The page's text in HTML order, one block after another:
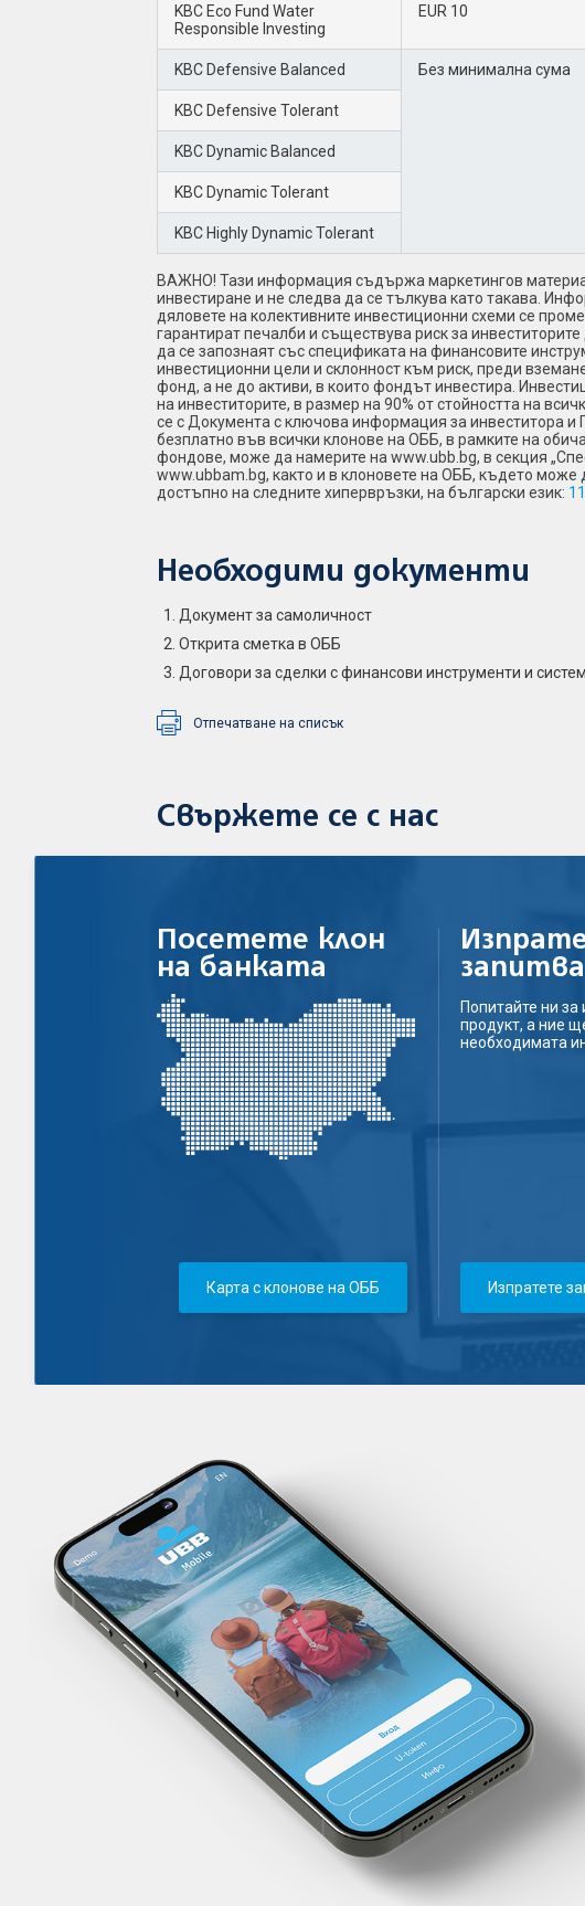
KBC Eco Fund Water
Responsible Investing
EUR 10
KBC Defensive Balanced Без минимална сума
KBC Defensive Tolerant
KBC Dynamic Balanced
KBC Dynamic Tolerant
KBC Highly Dynamic Tolerant
ВАЖНО! Тази информация съдържа маркетингов
инвестиране и не следва да се тълкува като такава.
дяловете на колективните инвестиционни схеми се
гарантират печалби и съществува риск за
да се запознаят със спецификата на финансовите
инвестиционни цели и склонност към риск, преди
фонд, а не до активи, в които фондът инвестира.
на инвеститорите, в размер на 90% от стойността на
се с Документа с ключова информация за инвеститора и
безплатно във всички клонове на ОББ, в рамките на
фондове, може да намерите на www.ubb.bg, в секция
www.ubbam.bg, както и в клоновете на ОББ, където
достъпно на следните хипервръзки, на български език:
Необходими документи
Документ за самоличност
Открита сметка в ОББ
Договори за сделки с финансови инструменти и
Отпечатване на списък
Свържете се с нас
Посетете клон
на банката
Карта с клонове на ОББ
Попитайте ни за
продукт, а ние
необходимата
Изпратете